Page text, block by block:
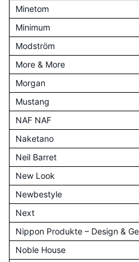
Minetom
Minimum
Modström
More & More
Morgan
Mustang
NAF NAF
Naketano
Neil Barret
New Look
Newbestyle
Next
Nippon Produkte – Design &
Noble House